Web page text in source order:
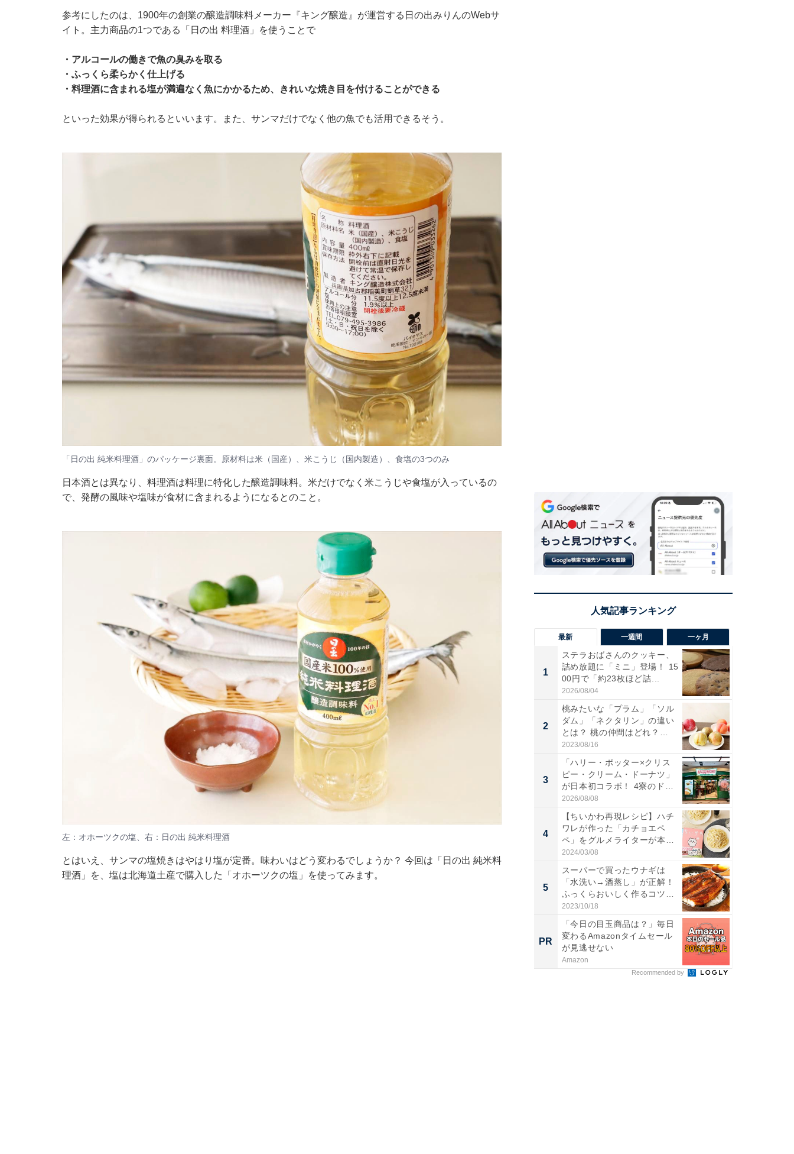
参考にしたのは、1900年の創業の醸造調味料メーカー『キング醸造』が運営する日の出みりんのWebサ
イト。主力商品の1つである「日の出 料理酒」を使うことで
・アルコールの働きで魚の臭みを取る
・ふっくら柔らかく仕上げる
・料理酒に含まれる塩が満遍なく魚にかかるため、きれいな焼き目を付けることができる
といった効果が得られるといいます。また、サンマだけでなく他の魚でも活用できるそう。
「日の出 純米料理酒」のパッケージ裏面。原材料は米（国産）、米こうじ（国内製造）、食塩の3つのみ
日本酒とは異なり、料理酒は料理に特化した醸造調味料。米だけでなく米こうじや食塩が入っているの
で、発酵の風味や塩味が食材に含まれるようになるとのこと。
左：オホーツクの塩、右：日の出 純米料理酒
とはいえ、サンマの塩焼きはやはり塩が定番。味わいはどう変わるでしょうか？ 今回は「日の出 純米料
理酒」を、塩は北海道土産で購入した「オホーツクの塩」を使ってみます。
最新 一週間 一ヶ月
1
ステラおばさんのクッキー、
詰め放題に「ミニ」登場！ 15
00円で「約23枚ほど詰...
2026/08/04
2
桃みたいな「プラム」「ソル
ダム」「ネクタリン」の違い
とは？ 桃の仲間はどれ？
味...
2023/08/16
3
「ハリー・ポッター×クリス
ピー・クリーム・ドーナツ」
が日本初コラボ！ 4寮のド
ー...
2026/08/08
4
【ちいかわ再現レシピ】ハチ
ワレが作った「カチョエペ
ペ」をグルメライターが本気
で再...
2024/03/08
5
スーパーで買ったウナギは
「水洗い→酒蒸し」が正解！
ふっくらおいしく作るコツ＆
蒲...
2023/10/18
PR
「今日の目玉商品は？」毎日
変わるAmazonタイムセール
が見逃せない
Amazon
Recommended by